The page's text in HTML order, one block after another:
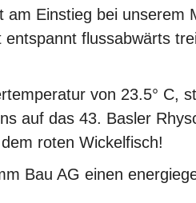
Einstieg bei unserem
flussabwärts
von 23.5° C,
auf das 43. Basler
roten Wickelfisch!
Bau AG einen